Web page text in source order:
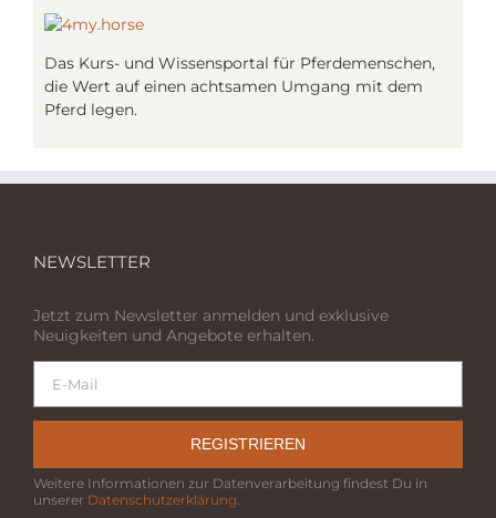
Das Kurs- und Wissensportal für Pferdemenschen,
die Wert auf einen achtsamen Umgang mit dem
Pferd legen.
NEWSLETTER
Jetzt zum Newsletter anmelden und exklusive
Neuigkeiten und Angebote erhalten.
REGISTRIEREN
Weitere Informationen zur Datenverarbeitung findest Du in
unserer Datenschutzerklärung